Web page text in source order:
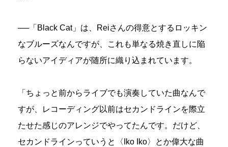
──「Black Cat」は、Reiさんの得意とするロッキン
なブルーズなんですが、これも単なる焼き直しに陥
らないアイディアが随所に織り込まれています。
「ちょっと前からライブでも演奏していた曲なんで
すが、レコーディング以前はセカンドラインを際立
たせた感じのアレンジでやってたんです。だけど、
セカンドラインっていうと〈Iko Iko〉とか偉大な曲